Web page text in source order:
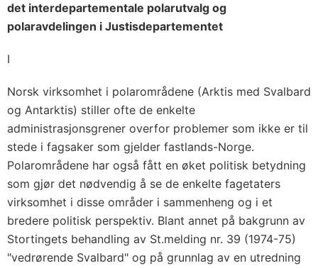
det interdepartementale polarutvalg og
polaravdelingen i Justisdepartementet
I
Norsk virksomhet i polarområdene (Arktis med Svalbard
og Antarktis) stiller ofte de enkelte
administrasjonsgrener overfor problemer som ikke er til
stede i fagsaker som gjelder fastlands-Norge.
Polarområdene har også fått en øket politisk betydning
som gjør det nødvendig å se de enkelte fagetaters
virksomhet i disse områder i sammenheng og i et
bredere politisk perspektiv. Blant annet på bakgrunn av
Stortingets behandling av St.melding nr. 39 (1974-75)
"vedrørende Svalbard" og på grunnlag av en utredning